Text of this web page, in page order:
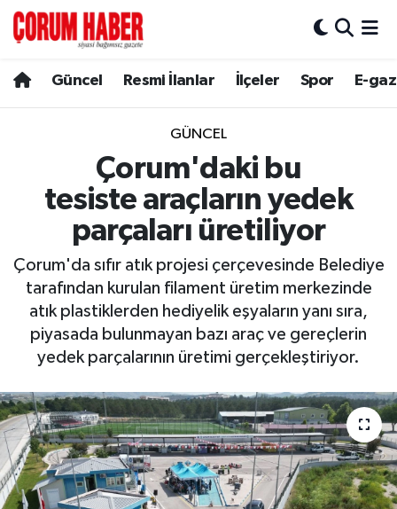
Güncel Resmi İlanlar İlçeler Spor E-
GÜNCEL
Çorum'daki bu
tesiste araçların yedek
parçaları üretiliyor
Çorum'da sıfır atık projesi çerçevesinde Belediye
tarafından kurulan filament üretim merkezinde
atık plastiklerden hediyelik eşyaların yanı sıra,
piyasada bulunmayan bazı araç ve gereçlerin
yedek parçalarının üretimi gerçekleştiriyor.
Spor
Resmi İlanlar
Alaca
Bayat
Boğazkale
Dodurga
Kargı
Laçin
Hava Durumu
Çorum Namaz Vakitleri
Trafik Durumu
Süper Lig Puan Durumu ve Fikstür
Tüm Manşetler
Son Dakika Haberleri